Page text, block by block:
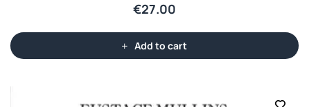
€27.00
Add to cart